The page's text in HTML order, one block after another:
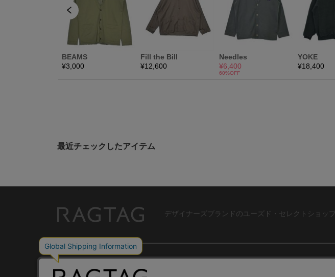
最近チェックしたアイテム
デザイナーズブランドのユーズド・セレクトショップ